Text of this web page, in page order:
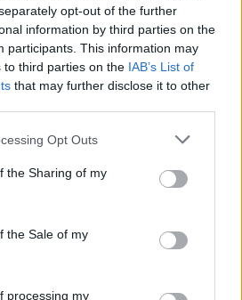
opt-out of the further
information by third parties on the
participants. This information may
to third parties on the IAB’s List of
that may further disclose it to other
Opt Outs
the Sharing of my
the Sale of my
processing my